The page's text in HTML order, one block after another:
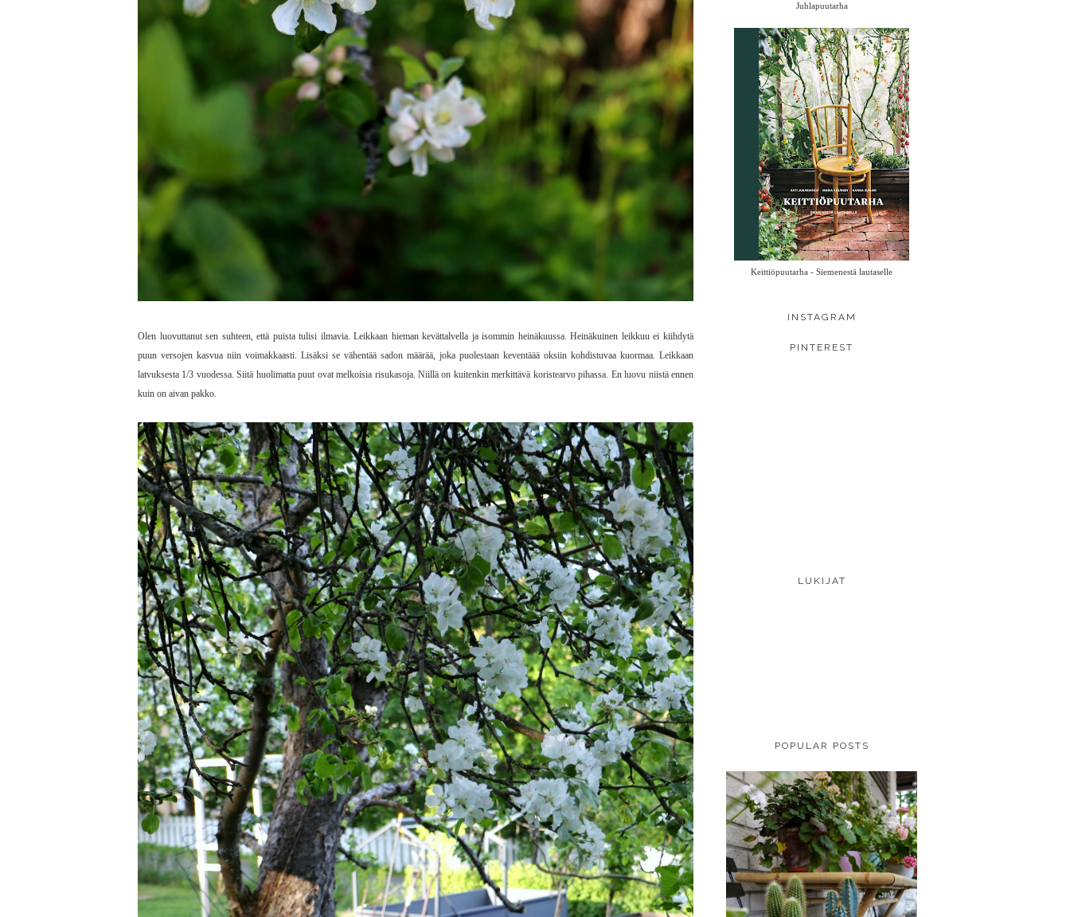
Olen luovuttanut sen suhteen, että puista tulisi ilmavia. Leikkaan hieman kevättalvella ja isommin heinäkuussa. Heinäkuinen leikkuu ei kiihdytä
puun versojen kasvua niin voimakkaasti. Lisäksi se vähentää sadon määrää, joka puolestaan keventäää oksiin kohdistuvaa kuormaa. Leikkaan
latvuksesta 1/3 vuodessa. Siitä huolimatta puut ovat melkoisia risukasoja. Niillä on kuitenkin merkittävä koristearvo pihassa. En luovu niistä ennen
kuin on aivan pakko.
Juhlapuutarha
Keittiöpuutarha - Siemenestä lautaselle
INSTAGRAM
PINTEREST
LUKIJAT
POPULAR POSTS